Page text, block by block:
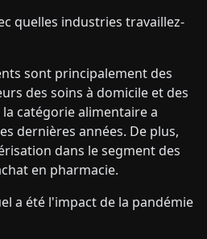
quelles industries travaillez-
sont principalement des
des soins à domicile et des
catégorie alimentaire a
dernières années. De plus,
dans le segment des
en pharmacie.
a été l'impact de la pandémie